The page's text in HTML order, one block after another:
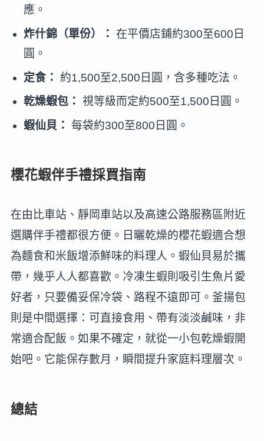
應。
炸什錦（單份）： 在平價店鋪約300至600日
圓。
定食：
約1,500至2,500日圓，含多種吃法。
乾燥蝦包： 視等級而定約500至1,500日圓。
蝦仙貝： 每袋約300至800日圓。
櫻花蝦伴手禮採買指南
在由比車站、靜岡車站以及高速公路服務區附近
選購伴手禮都很方便。日曬乾燥的櫻花蝦適合想
為麵食和米飯增添鮮味的料理人。蝦仙貝易於攜
帶，幾乎人人都喜歡。冷凍生蝦則吸引生魚片愛
好者，只要備妥保冷袋、路程不遠即可。釜揚包
則是中間選擇：可直接食用、帶有淡淡鹹味，非
常適合配飯。如果不確定，就從一小包乾燥蝦開
始吧。它能保存數月，瞬間提升家庭料理層次。
總結